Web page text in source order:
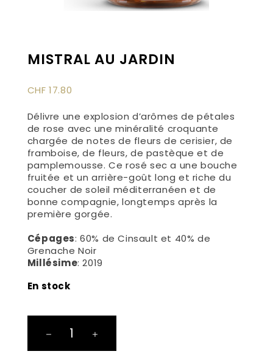
MISTRAL AU JARDIN
CHF 17.80
Délivre une explosion d’arômes de pétales
de rose avec une minéralité croquante
chargée de notes de fleurs de cerisier, de
framboise, de fleurs, de pastèque et de
pamplemousse. Ce rosé sec a une bouche
fruitée et un arrière-goût long et riche du
coucher de soleil méditerranéen et de
bonne compagnie, longtemps après la
première gorgée.
Cépages: 60% de Cinsault et 40% de
Grenache Noir
Millésime: 2019
En stock